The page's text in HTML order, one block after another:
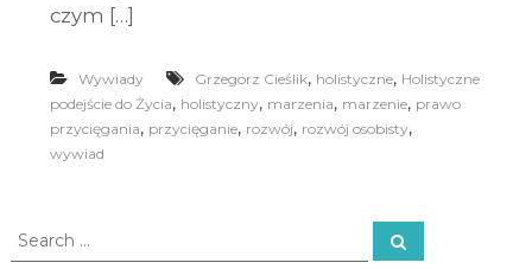
czym […]
Wywiady Grzegorz Cieślik, holistyczne, Holistyczne
podejście do Życia, holistyczny, marzenia, marzenie, prawo
przycięgania, przycięganie, rozwój, rozwój osobisty,
wywiad
S
e
S
e